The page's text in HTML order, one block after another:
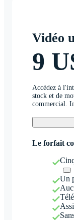
Vidéo
9
Accédez à
stock et de
commercial.
Le forfait
Un